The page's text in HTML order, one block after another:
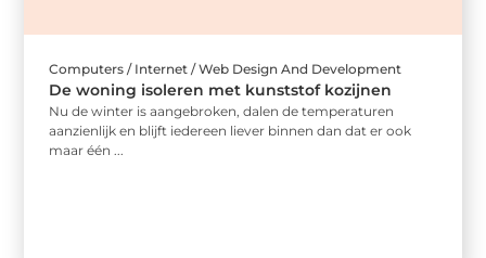
Computers / Internet / Web Design And Development
De woning isoleren met kunststof kozijnen
Nu de winter is aangebroken, dalen de temperaturen
aanzienlijk en blijft iedereen liever binnen dan dat er ook
maar één ...